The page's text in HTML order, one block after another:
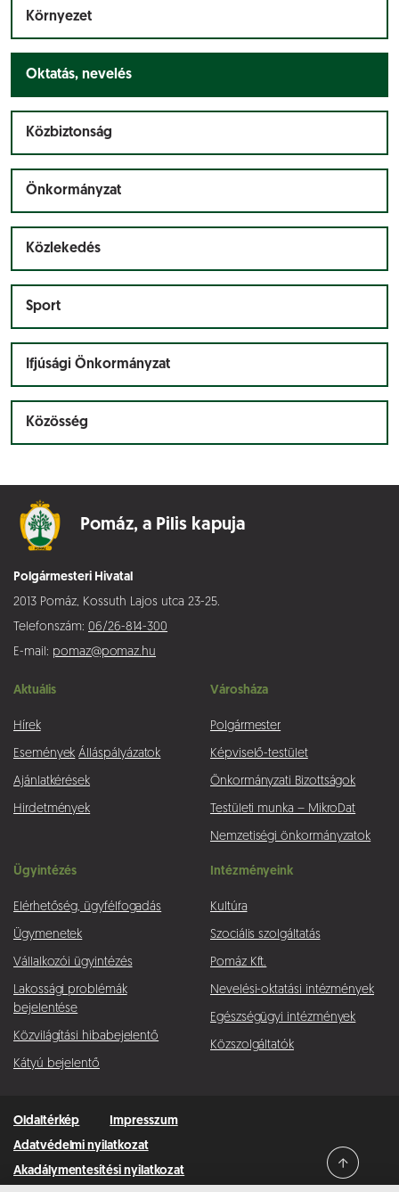
Környezet
Oktatás, nevelés
Közbiztonság
Önkormányzat
Közlekedés
Sport
Ifjúsági Önkormányzat
Közösség
Pomáz, a Pilis kapuja
Polgármesteri Hivatal
2013 Pomáz, Kossuth Lajos utca 23-25.
Telefonszám: 06/26-814-300
E-mail: pomaz@pomaz.hu
Aktuális
Hírek
Események Álláspályázatok
Ajánlatkérések
Hirdetmények
Városháza
Polgármester
Képviselő-testület
Önkormányzati Bizottságok
Testületi munka – MikroDat
Nemzetiségi önkormányzatok
Ügyintézés
Elérhetőség, ügyfélfogadás
Ügymenetek
Vállalkozói ügyintézés
Lakossági problémák
bejelentése
Közvilágítási hibabejelentő
Kátyú bejelentő
Intézményeink
Kultúra
Szociális szolgáltatás
Pomáz Kft.
Nevelési-oktatási intézmények
Egészségügyi intézmények
Közszolgáltatók
Oldaltérkép
Impresszum
Adatvédelmi nyilatkozat
Akadálymentesítési nyilatkozat